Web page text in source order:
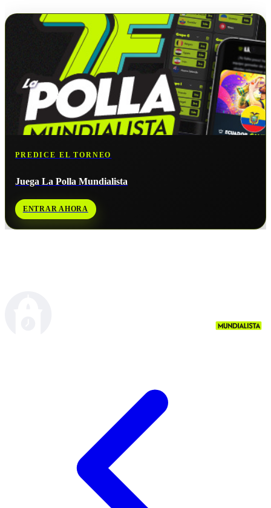
PREDICE EL TORNEO
Juega La Polla Mundialista
ENTRAR AHORA